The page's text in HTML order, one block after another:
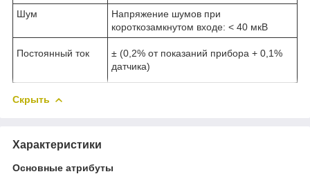
Шум
Напряжение шумов при
короткозамкнутом входе: < 40 мкВ
Постоянный ток
± (0,2% от показаний прибора + 0,1%
датчика)
Скрыть
Характеристики
Основные атрибуты